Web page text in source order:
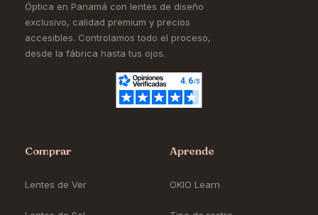
Óptica en Panamá con lentes de diseño
exclusivo, calidad premium y precios
accesibles. Controlamos todo el proceso,
desde la fábrica hasta tus ojos.
Comprar
Lentes de Ver
Aprende
OKIO Learn